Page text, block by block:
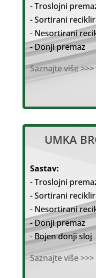
- Troslojni
- Sortirani
- Nesortirani
- Donji premaz
Saznajte više >>>
UMKA
Sastav:
- Troslojni
- Sortirani
- Nesortirani
- Donji premaz
- Bojen donji sloj
Saznajte više >>>